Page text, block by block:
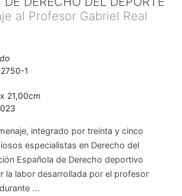
al Profesor Gabriel Real
1
21,00cm
integrado por treinta y cinco
especialistas en Derecho del
Española de Derecho deportivo
la labor desarrollada por el profesor
...